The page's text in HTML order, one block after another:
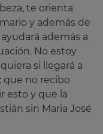
te orienta
y además de
además a
No estoy
si llegará a
que no recibo
esto y que la
sin Maria José